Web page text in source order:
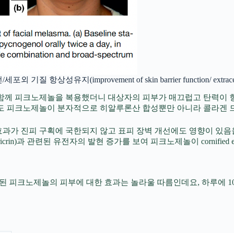
포외 기질 항상성유지(improvement of skin barrier function/
께 피크노제놀을 복용했더니 대상자의 피부가 매끄럽고 탄력
피크노제놀이 분자적으로 히알루론산 합성뿐만 아니라 콜라
과가 진피 구획에 국한되지 않고 표피 장벽 개선에도 영향이 있
과 관련된 유전자의 발현 증가를 보여 피크노제놀이
피크노제놀의 피부에 대한 효과는 놀라울 따름인데요, 하루에